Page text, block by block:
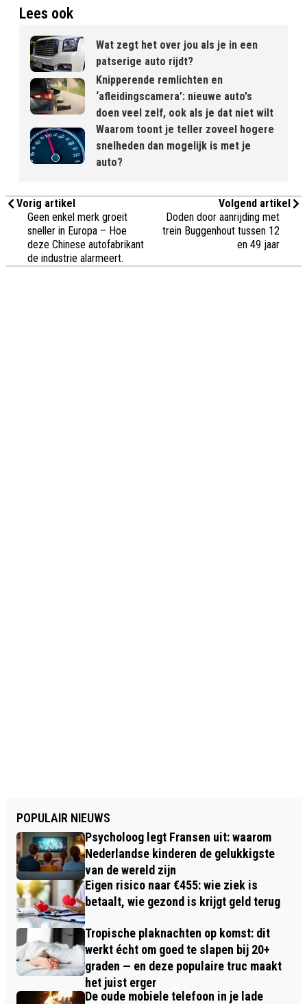
Lees ook
Wat zegt het over jou als je in een
patserige auto rijdt?
Knipperende remlichten en
‘afleidingscamera’: nieuwe auto's
doen veel zelf, ook als je dat niet wilt
Waarom toont je teller zoveel hogere
snelheden dan mogelijk is met je
auto?
Vorig artikel
Geen enkel merk groeit
sneller in Europa – Hoe
deze Chinese autofabrikant
de industrie alarmeert.
Volgend artikel
Doden door aanrijding met
trein Buggenhout tussen 12
en 49 jaar
POPULAIR NIEUWS
Psycholoog legt Fransen uit: waarom
Nederlandse kinderen de gelukkigste
van de wereld zijn
Eigen risico naar €455: wie ziek is
betaalt, wie gezond is krijgt geld terug
Tropische plaknachten op komst: dit
werkt écht om goed te slapen bij 20+
graden — en deze populaire truc maakt
het juist erger
De oude mobiele telefoon in je lade